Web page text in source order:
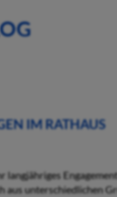
IM RATHAUS
aus unterschiedlichen